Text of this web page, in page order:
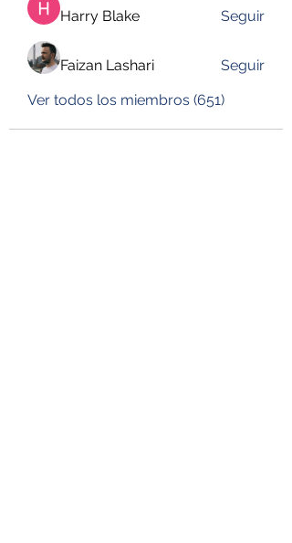
Harry Blake Seguir
Faizan Lashari
Seguir
Ver todos los miembros (651)